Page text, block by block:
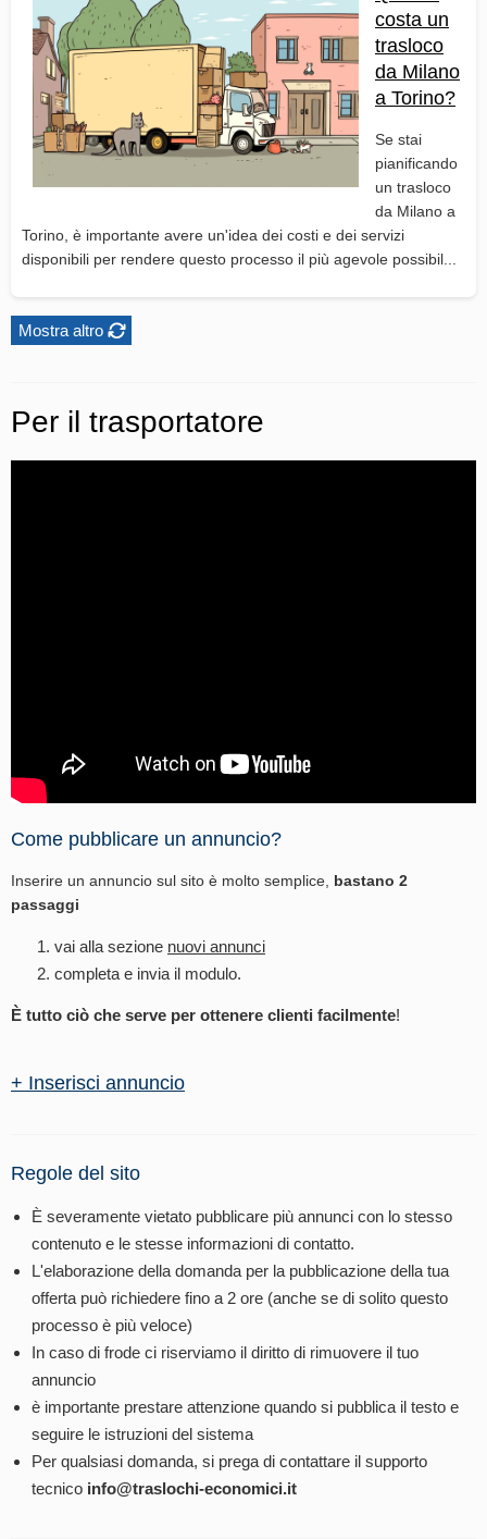
costa un
trasloco
da Milano
a Torino?
Se stai
pianificando
un trasloco
da Milano a
Torino, è importante avere un'idea dei costi e dei servizi
disponibili per rendere questo processo il più agevole possibil...
Mostra altro
Per il trasportatore
Come pubblicare un annuncio?
Inserire un annuncio sul sito è molto semplice, bastano 2
passaggi
vai alla sezione nuovi annunci
completa e invia il modulo.
È tutto ciò che serve per ottenere clienti facilmente!
+ Inserisci annuncio
Regole del sito
È severamente vietato pubblicare più annunci con lo stesso
contenuto e le stesse informazioni di contatto.
L'elaborazione della domanda per la pubblicazione della tua
offerta può richiedere fino a 2 ore (anche se di solito questo
processo è più veloce)
In caso di frode ci riserviamo il diritto di rimuovere il tuo
annuncio
è importante prestare attenzione quando si pubblica il testo e
seguire le istruzioni del sistema
Per qualsiasi domanda, si prega di contattare il supporto
tecnico info@traslochi-economici.it